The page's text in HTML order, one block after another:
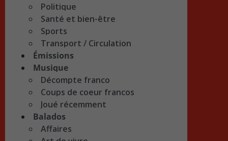
Politique
Santé et bien-être
Sports
Transport / Circulation
Émissions
Musique
Décompte franco
Coups de coeur francos
Joué récemment
Balados
Affaires